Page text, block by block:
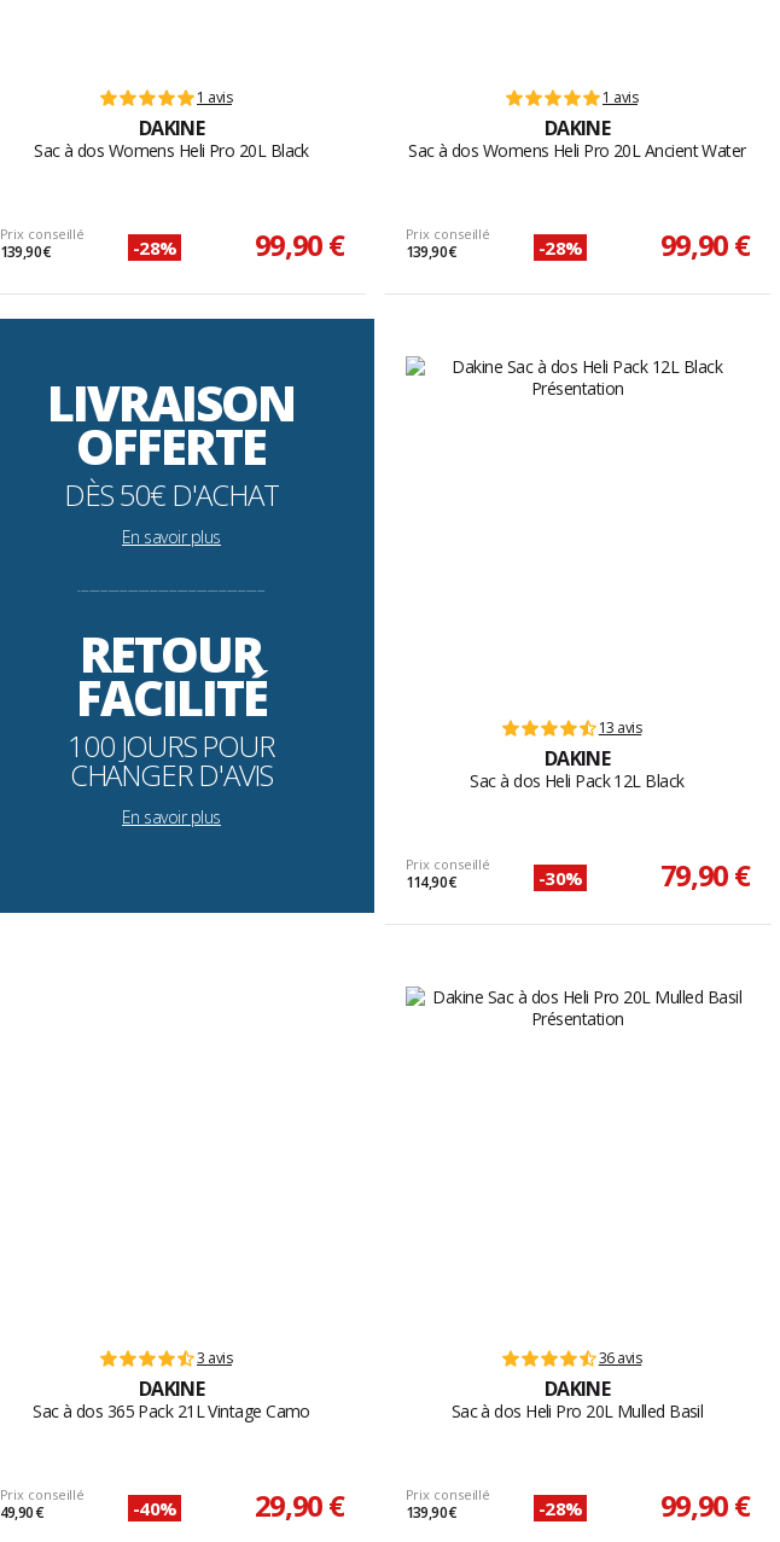
1 avis
DAKINE
Sac à dos Womens Heli Pro 20L Black
Prix conseillé
139,90 € -28% 99,90 €
1 avis
DAKINE
Sac à dos Womens Heli Pro 20L Ancient Water
Prix conseillé
139,90 € -28% 99,90 €
LIVRAISON
OFFERTE
DÈS 50€ D'ACHAT
En savoir plus
--------------------------------------------------------------------
RETOUR
FACILITÉ
100 JOURS POUR
CHANGER D'AVIS
En savoir plus
13 avis
DAKINE
Sac à dos Heli Pack 12L Black
Prix conseillé
114,90 € -30% 79,90 €
3 avis
DAKINE
Sac à dos 365 Pack 21L Vintage Camo
Prix conseillé
49,90 € -40% 29,90 €
36 avis
DAKINE
Sac à dos Heli Pro 20L Mulled Basil
Prix conseillé
139,90 € -28% 99,90 €